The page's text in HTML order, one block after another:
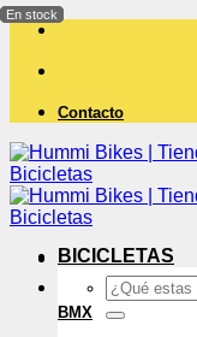
Saltar
contenido
Contacto
Buscar
por:
BICICLETAS
BMX